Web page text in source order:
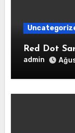
Red Dot
admin